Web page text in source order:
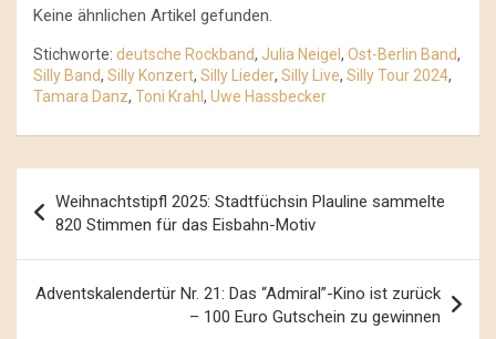
Keine ähnlichen Artikel gefunden.
Stichworte: deutsche Rockband, Julia Neigel, Ost-Berlin Band,
Silly Band, Silly Konzert, Silly Lieder, Silly Live, Silly Tour 2024,
Tamara Danz, Toni Krahl, Uwe Hassbecker
Navigation
Weihnachtstipfl 2025: Stadtfüchsin Plauline sammelte
820 Stimmen für das Eisbahn-Motiv
Adventskalendertür Nr. 21: Das “Admiral”-Kino ist zurück
– 100 Euro Gutschein zu gewinnen